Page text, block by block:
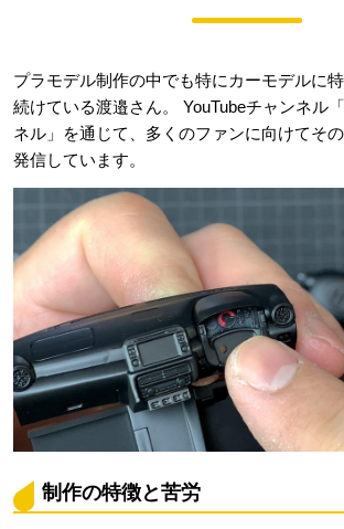
プラモデル制作の中でも特にカーモデルに
続けている渡邉さん。 YouTubeチャンネル
ネル」を通じて、多くのファンに向けてそ
発信しています。
制作の特徴と苦労